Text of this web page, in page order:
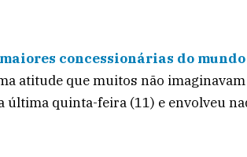
concessionárias do mundo
atitude que muitos não
última quinta-feira (11) e envolveu